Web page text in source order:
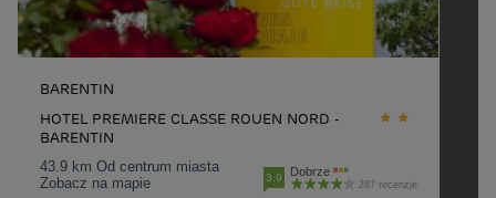
BARENTIN
HOTEL PREMIERE CLASSE ROUEN NORD -
BARENTIN
43.9 km Od centrum miasta
Zobacz na mapie
3.9 Dobrze
287 recenzje